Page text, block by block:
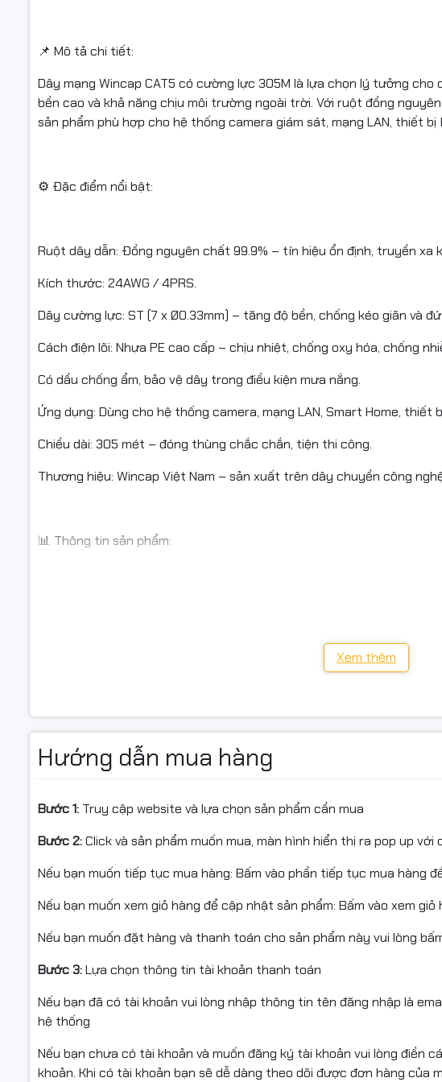
📌 Mô tả chi tiết:
Dây mạng Wincap CAT5 có cường lực 305M là lựa chọn lý tưởng
bền cao và khả năng chịu môi trường ngoài trời. Với ruột đồng
sản phẩm phù hợp cho hệ thống camera giám sát, mạng LAN, thiết
⚙️ Đặc điểm nổi bật:
Ruột dây dẫn: Đồng nguyên chất 99.9% – tín hiệu ổn định, truyền xa
Kích thước: 24AWG / 4PRS.
Dây cường lực: ST (7 x Ø0.33mm) – tăng độ bền, chống kéo giãn và
Cách điện lõi: Nhựa PE cao cấp – chịu nhiệt, chống oxy hóa, chống
Có dầu chống ẩm, bảo vệ dây trong điều kiện mưa nắng.
Ứng dụng: Dùng cho hệ thống camera, mạng LAN, Smart Home, thiết
Chiều dài: 305 mét – đóng thùng chắc chắn, tiện thi công.
Thương hiệu: Wincap Việt Nam – sản xuất trên dây chuyền công
📊 Thông tin sản phẩm:
Cách điện lõi: Nhựa PE
Dầu chống ẩm: Có
Ứng dụng: Camera, hệ thống mạng, truyền dữ liệu
Bảo hành: Chính hãng
✅ Cam kết sản phẩm:
Hàng chính hãng WINCAP – sản xuất tại Việt Nam.
Có hóa đơn VAT đầy đủ.
Sản phẩm mới 100% – nguyên đai, nguyên kiện.
Xem thêm
Hướng dẫn mua hàng
Bước 1: Truy cập website và lựa chọn sản phẩm cần mua
Bước 2:Click và sản phẩm muốn mua, màn hình hiển thị ra pop up với
Nếu bạn muốn tiếp tục mua hàng: Bấm vào phần tiếp tục mua hàng
Nếu bạn muốn xem giỏ hàng để cập nhật sản phẩm: Bấm vào xem giỏ
Nếu bạn muốn đặt hàng và thanh toán cho sản phẩm này vui lòng
Bước 3:Lựa chọn thông tin tài khoản thanh toán
Nếu bạn đã có tài khoản vui lòng nhập thông tin tên đăng nhập là
hệ thống
Nếu bạn chưa có tài khoản và muốn đăng ký tài khoản vui lòng điền
khoản. Khi có tài khoản bạn sẽ dễ dàng theo dõi được đơn hàng của
Thương hiệu: Wincap
Sản phẩm mới 100% –
Quý khách quay video
va đập hoặc lỗi vận
Nếu sản phẩm không
không hư hỏng.
Chỉ hỗ trợ đổi/hoàn khi